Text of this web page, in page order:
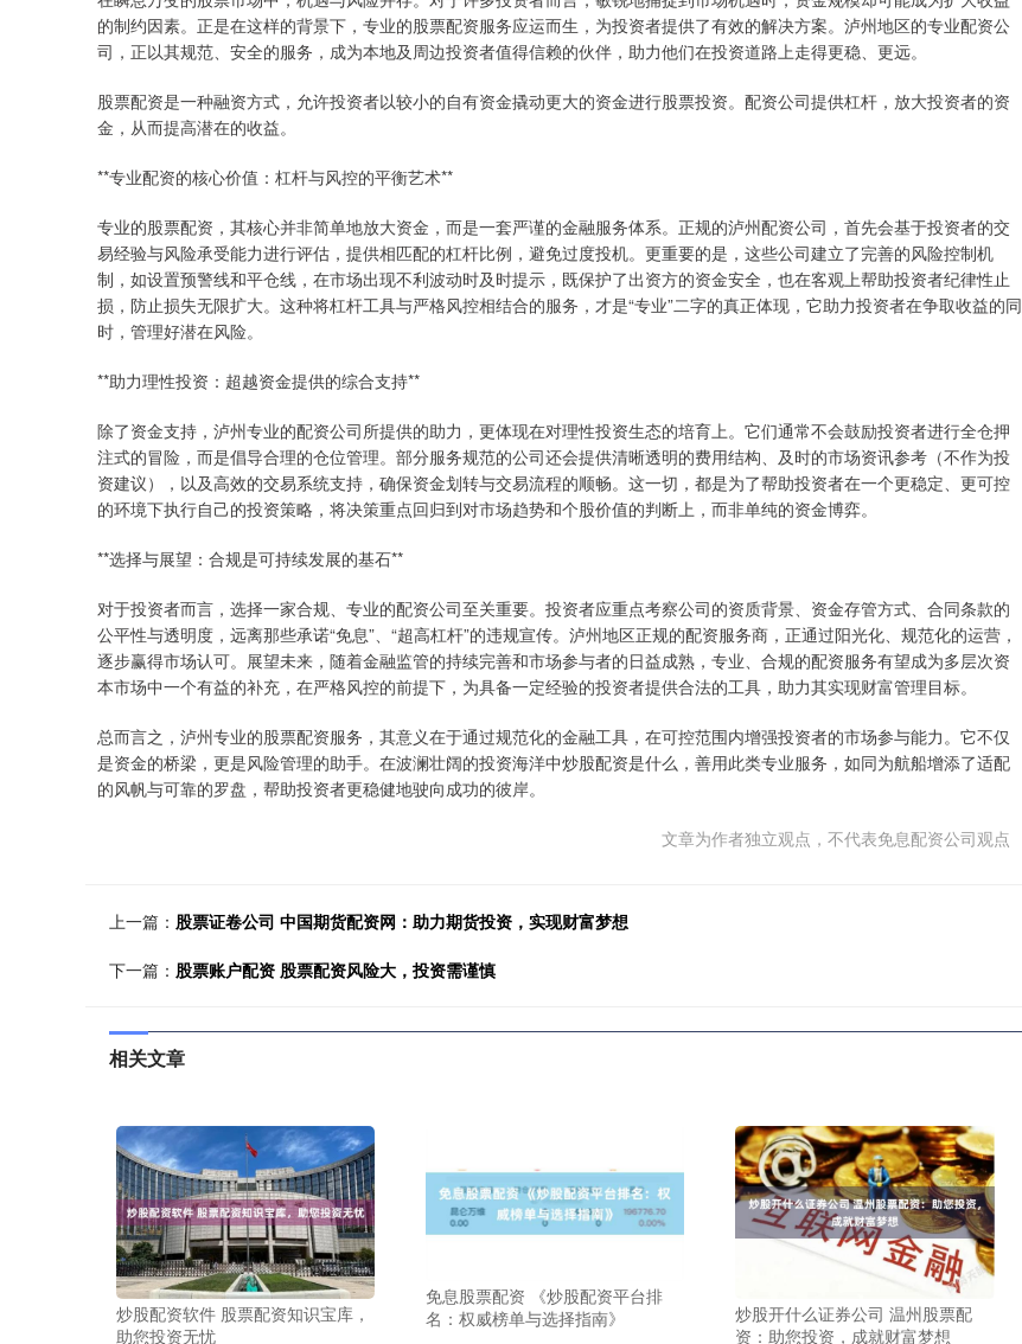
的制约因素。正是在这样的背景下，专业的股票配资服务应运而生，为投资者提供了有效的解决方案。泸州地区的专业配资公
司，正以其规范、安全的服务，成为本地及周边投资者值得信赖的伙伴，助力他们在投资道路上走得更稳、更远。
股票配资是一种融资方式，允许投资者以较小的自有资金撬动更大的资金进行股票投资。配资公司提供杠杆，放大投资者的资
金，从而提高潜在的收益。
**专业配资的核心价值：杠杆与风控的平衡艺术**
专业的股票配资，其核心并非简单地放大资金，而是一套严谨的金融服务体系。正规的泸州配资公司，首先会基于投资者的交
易经验与风险承受能力进行评估，提供相匹配的杠杆比例，避免过度投机。更重要的是，这些公司建立了完善的风险控制机
制，如设置预警线和平仓线，在市场出现不利波动时及时提示，既保护了出资方的资金安全，也在客观上帮助投资者纪律性止
损，防止损失无限扩大。这种将杠杆工具与严格风控相结合的服务，才是“专业”二字的真正体现，它助力投资者在争取收益的同
时，管理好潜在风险。
**助力理性投资：超越资金提供的综合支持**
除了资金支持，泸州专业的配资公司所提供的助力，更体现在对理性投资生态的培育上。它们通常不会鼓励投资者进行全仓押
注式的冒险，而是倡导合理的仓位管理。部分服务规范的公司还会提供清晰透明的费用结构、及时的市场资讯参考（不作为投
资建议），以及高效的交易系统支持，确保资金划转与交易流程的顺畅。这一切，都是为了帮助投资者在一个更稳定、更可控
的环境下执行自己的投资策略，将决策重点回归到对市场趋势和个股价值的判断上，而非单纯的资金博弈。
**选择与展望：合规是可持续发展的基石**
对于投资者而言，选择一家合规、专业的配资公司至关重要。投资者应重点考察公司的资质背景、资金存管方式、合同条款的
公平性与透明度，远离那些承诺“免息”、“超高杠杆”的违规宣传。泸州地区正规的配资服务商，正通过阳光化、规范化的运营，
逐步赢得市场认可。展望未来，随着金融监管的持续完善和市场参与者的日益成熟，专业、合规的配资服务有望成为多层次资
本市场中一个有益的补充，在严格风控的前提下，为具备一定经验的投资者提供合法的工具，助力其实现财富管理目标。
总而言之，泸州专业的股票配资服务，其意义在于通过规范化的金融工具，在可控范围内增强投资者的市场参与能力。它不仅
是资金的桥梁，更是风险管理的助手。在波澜壮阔的投资海洋中炒股配资是什么，善用此类专业服务，如同为航船增添了适配
的风帆与可靠的罗盘，帮助投资者更稳健地驶向成功的彼岸。
文章为作者独立观点，不代表免息配资公司观点
上一篇： 股票证卷公司 中国期货配资网：助力期货投资，实现财富梦想
下一篇： 股票账户配资 股票配资风险大，投资需谨慎
相关文章
炒股配资软件 股票配资知识宝库，
助您投资无忧
免息股票配资 《炒股配资平台排
名：权威榜单与选择指南》
炒股开什么证券公司 温州股票配
资：助您投资，成就财富梦想